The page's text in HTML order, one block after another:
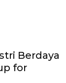
Berdaya
for